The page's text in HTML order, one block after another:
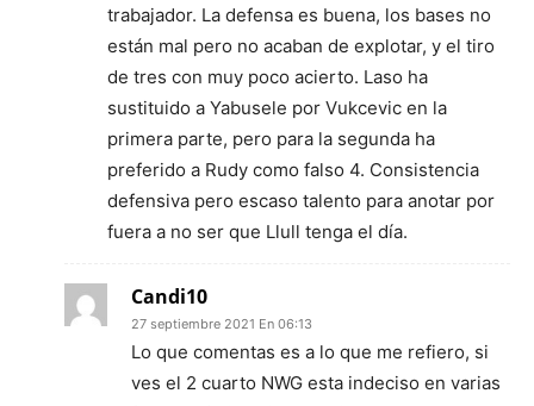
trabajador. La defensa es buena, los bases no
están mal pero no acaban de explotar, y el tiro
de tres con muy poco acierto. Laso ha
sustituido a Yabusele por Vukcevic en la
primera parte, pero para la segunda ha
preferido a Rudy como falso 4. Consistencia
defensiva pero escaso talento para anotar por
fuera a no ser que Llull tenga el día.
Candi10
27 septiembre 2021 En 06:13
Lo que comentas es a lo que me refiero, si
ves el 2 cuarto NWG esta indeciso en varias